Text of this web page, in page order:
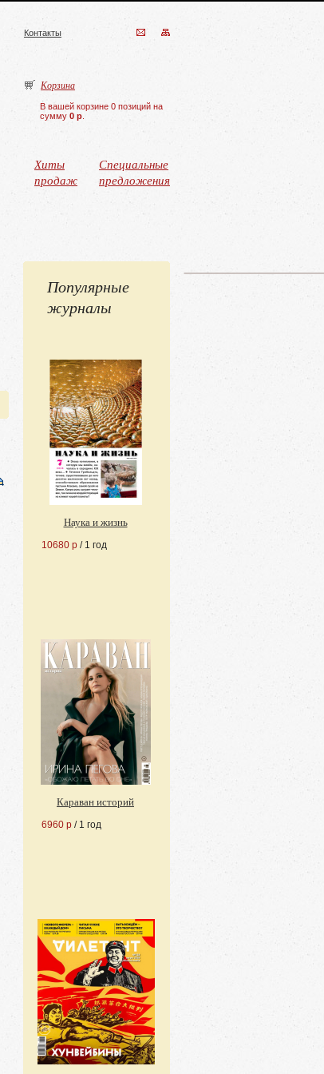
Контакты
Корзина
В вашей корзине 0 позиций на
сумму 0 р
Хиты
продаж
Специальные
предложения
Популярные
журналы
Наука и жизнь
10680 р / 1 год
Караван историй
6960 р / 1 год